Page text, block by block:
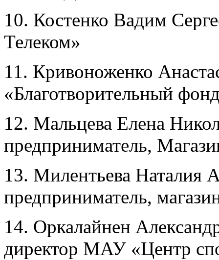
10. Костенко Вадим
Телеком»
11. Кривоноженко
«Благотворительный
12. Мальцева Елена
предприниматель,
13. Милентьева Наталия
предприниматель,
14. Оркалайнен
директор МАУ «Центр